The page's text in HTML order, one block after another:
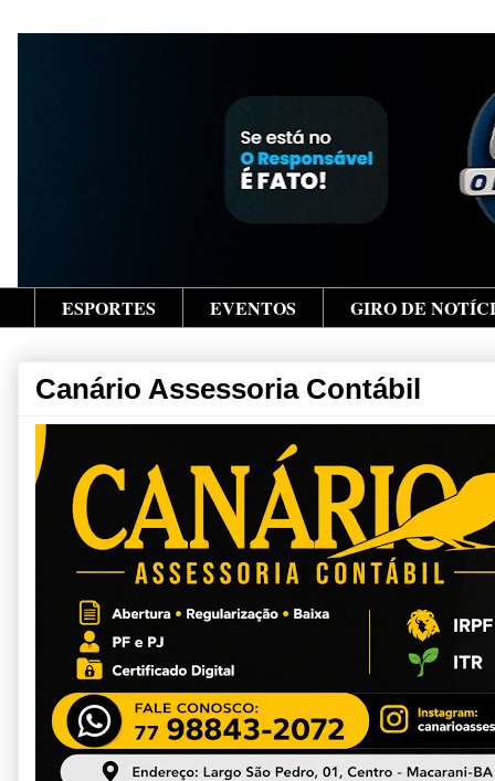
ESPORTES EVENTOS GIRO DE
Canário Assessoria Contábil